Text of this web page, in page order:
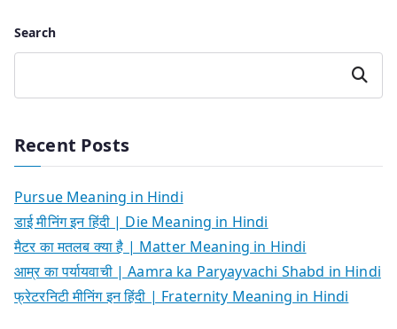
Search
Search
Recent Posts
Pursue Meaning in Hindi
डाई मीनिंग इन हिंदी | Die Meaning in Hindi
मैटर का मतलब क्या है | Matter Meaning in Hindi
आम्र का पर्यायवाची | Aamra ka Paryayvachi Shabd in Hindi
फ्रेटरनिटी मीनिंग इन हिंदी | Fraternity Meaning in Hindi